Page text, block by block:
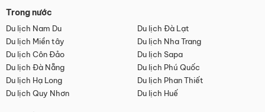
Trong nước
Du lịch Nam Du
Du lịch Đà Lạt
Du lịch Miền tây
Du lịch Nha Trang
Du lịch Côn Đảo
Du lịch Sapa
Du lịch Đà Nẵng
Du lịch Phú Quốc
Du lịch Hạ Long
Du lịch Phan Thiết
Du lịch Quy Nhơn
Du lịch Huế